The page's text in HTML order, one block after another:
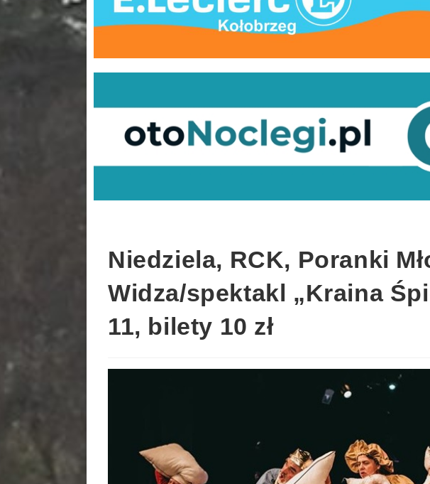
Niedziela, RCK, Poranki
Widza/spektakl „Kraina
11, bilety 10 zł